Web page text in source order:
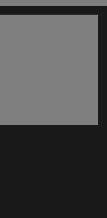
nueva ventana)
ventana)